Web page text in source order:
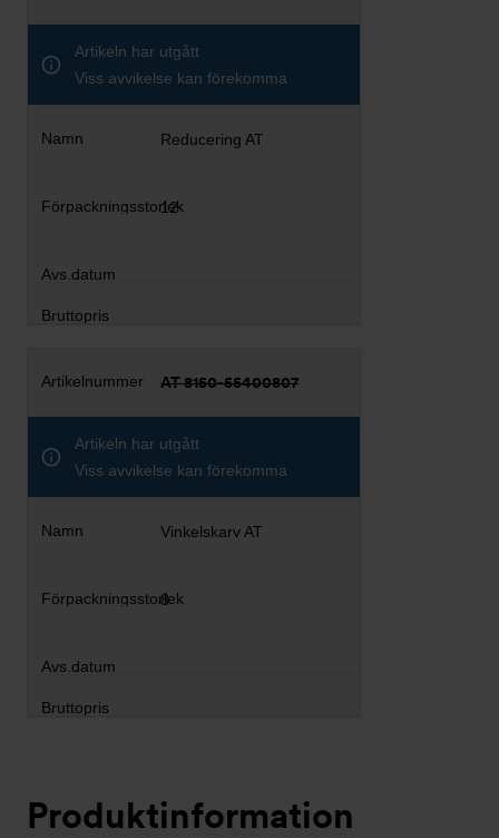
Artikeln har utgått
Viss avvikelse kan förekomma
Reducering AT
12
AT 8150-55400807
Artikeln har utgått
Viss avvikelse kan förekomma
Vinkelskarv AT
8
Produktinformation